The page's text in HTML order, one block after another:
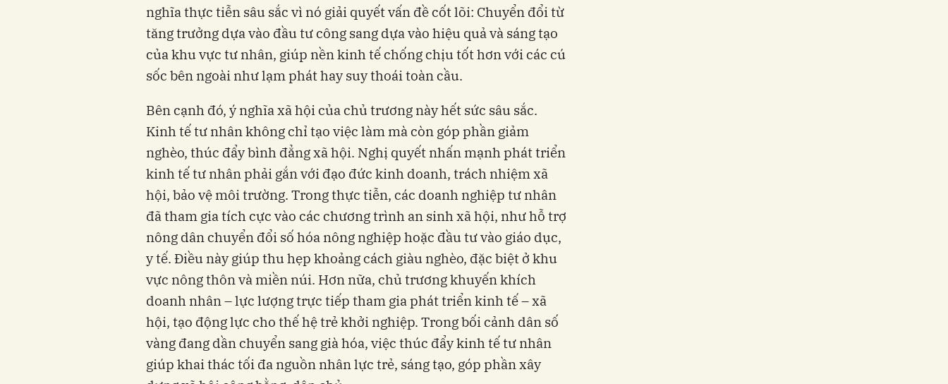
nghĩa thực tiễn sâu sắc vì nó giải quyết vấn đề cốt lõi: Chuyển đổi từ
tăng trưởng dựa vào đầu tư công sang dựa vào hiệu quả và sáng tạo
của khu vực tư nhân, giúp nền kinh tế chống chịu tốt hơn với các cú
sốc bên ngoài như lạm phát hay suy thoái toàn cầu.
Bên cạnh đó, ý nghĩa xã hội của chủ trương này hết sức sâu sắc.
Kinh tế tư nhân không chỉ tạo việc làm mà còn góp phần giảm
nghèo, thúc đẩy bình đẳng xã hội. Nghị quyết nhấn mạnh phát triển
kinh tế tư nhân phải gắn với đạo đức kinh doanh, trách nhiệm xã
hội, bảo vệ môi trường. Trong thực tiễn, các doanh nghiệp tư nhân
đã tham gia tích cực vào các chương trình an sinh xã hội, như hỗ trợ
nông dân chuyển đổi số hóa nông nghiệp hoặc đầu tư vào giáo dục,
y tế. Điều này giúp thu hẹp khoảng cách giàu nghèo, đặc biệt ở khu
vực nông thôn và miền núi. Hơn nữa, chủ trương khuyến khích
doanh nhân – lực lượng trực tiếp tham gia phát triển kinh tế – xã
hội, tạo động lực cho thế hệ trẻ khởi nghiệp. Trong bối cảnh dân số
vàng đang dần chuyển sang già hóa, việc thúc đẩy kinh tế tư nhân
giúp khai thác tối đa nguồn nhân lực trẻ, sáng tạo, góp phần xây